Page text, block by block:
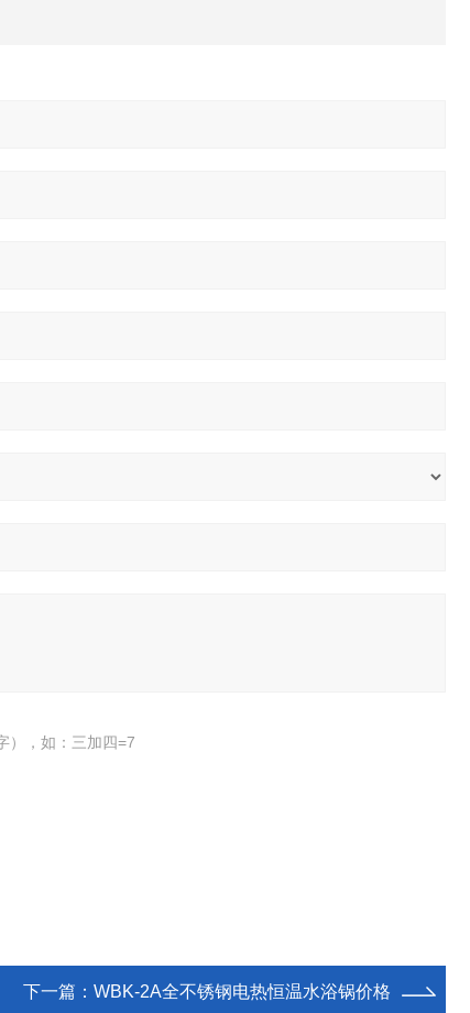
），如：三加四=7
下一篇： WBK-2A全不锈钢电热恒温水浴锅价格